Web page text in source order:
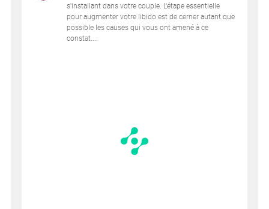
s'installant dans votre couple. L'étape essentielle
pour augmenter votre libido est de cerner autant que
possible les causes qui vous ont amené à ce
constat....